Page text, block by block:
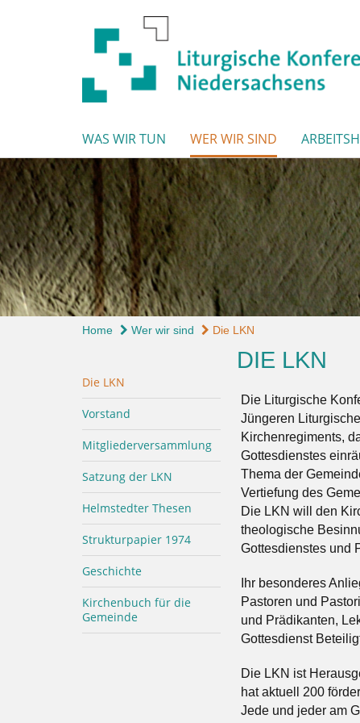
WAS WIR TUN WER WIR SIND
Home Wer wir sind Die LKN
Die LKN
Vorstand
Mitgliederversammlung
Satzung der LKN
Helmstedter Thesen
Strukturpapier 1974
Geschichte
Kirchenbuch für die
Gemeinde
DIE LKN
Die Liturgische
Jüngeren
Kirchenregiments,
Gottesdienstes
Thema der
Vertiefung des
Die LKN will den
theologische
Gottesdienstes und
Ihr besonderes
Pastoren und
und Prädikanten,
Gottesdienst
Die LKN ist
hat aktuell 200
Jede und jeder am